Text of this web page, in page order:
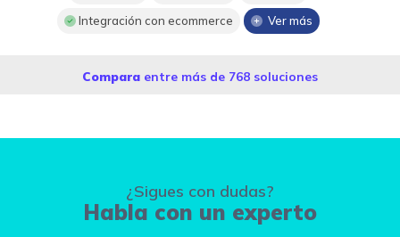
Integración con ecommerce Ver más
Compara entre más de 768 soluciones
¿Sigues con dudas?
Habla con un experto